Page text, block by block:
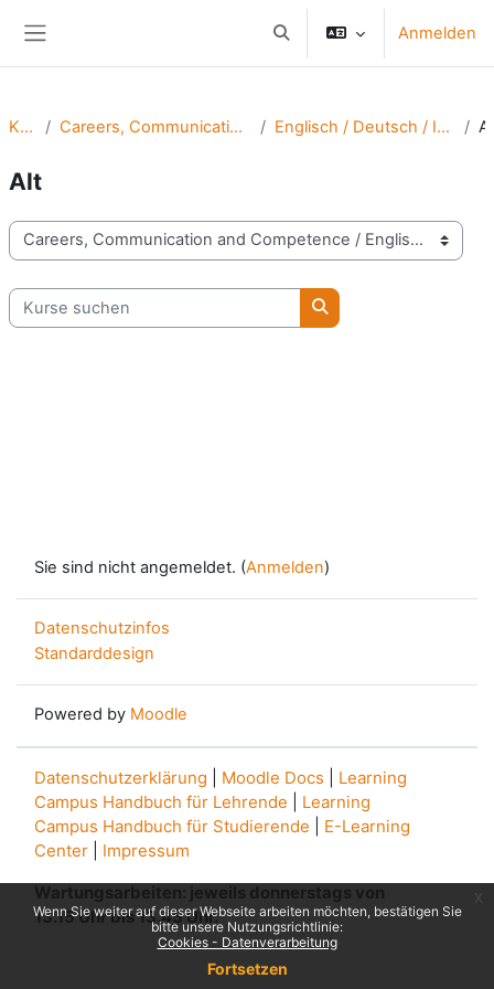
Wenn Sie weiter auf dieser Webseite arbeiten möchten, bestätigen Sie
bitte unsere Nutzungsrichtlinie:
Cookies - Datenverarbeitung
Fortsetzen
Sucheingabe umschalten
Anmelden
Kurse Careers, Communication and Competence Englisch / Deutsch / IK für Mitarbeitende
Alt
Kursbereiche
Kurse suchen
Kurse suchen
Sie sind nicht angemeldet. (Anmelden)
Datenschutzinfos
Standarddesign
Powered by Moodle
Datenschutzerklärung Moodle Docs
Learning
Campus Handbuch für Lehrende
Learning
Campus Handbuch für Studierende
E-Learning
Center
Impressum
Wartungsarbeiten: jeweils donnerstags von
13.15 Uhr bis 13.45 Uhr.